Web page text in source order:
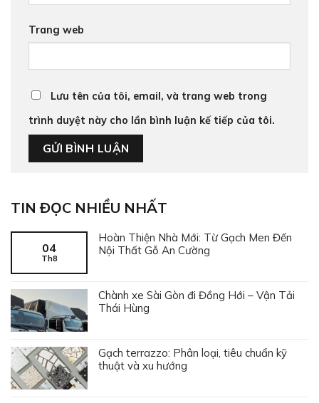
Trang web
Lưu tên của tôi, email, và trang web trong
trình duyệt này cho lần bình luận kế tiếp của tôi.
TIN ĐỌC NHIỀU NHẤT
04
Th8
Hoàn Thiện Nhà Mới: Từ Gạch Men Đến
Nội Thất Gỗ An Cường
Chành xe Sài Gòn đi Đồng Hới – Vận Tải
Thái Hùng
Gạch terrazzo: Phân loại, tiêu chuẩn kỹ
thuật và xu hướng